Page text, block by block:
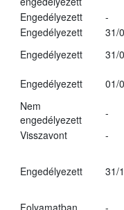
Engedélyezett
-
Engedélyezett
31/
Engedélyezett
31/
Engedélyezett 01/
Nem
engedélyezett
-
Visszavont
-
Engedélyezett 31/